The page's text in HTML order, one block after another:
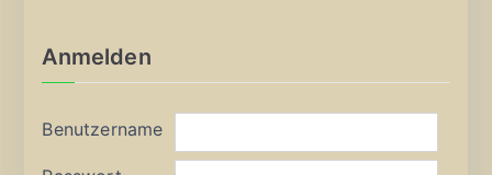
Anmelden
Benutzername